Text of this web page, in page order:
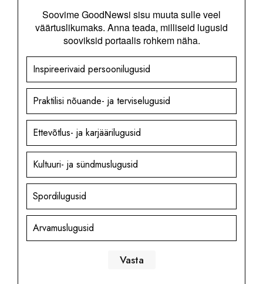
Soovime GoodNewsi sisu muuta sulle veel
väärtuslikumaks. Anna teada, milliseid lugusid
sooviksid portaalis rohkem näha.
Inspireerivaid persoonilugusid
Praktilisi nõuande- ja terviselugusid
Ettevõtlus- ja karjäärilugusid
Kultuuri- ja sündmuslugusid
Spordilugusid
Arvamuslugusid